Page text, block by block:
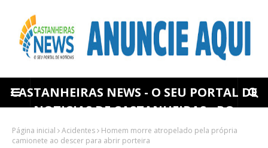
CASTANHEIRAS NEWS - O SEU PORTAL DE
NOTICIAS DE CASTANHEIRAS - RO
Página inicial Acidentes
Homem morre atropelado pela própria
camionete ao descer para abrir porteira